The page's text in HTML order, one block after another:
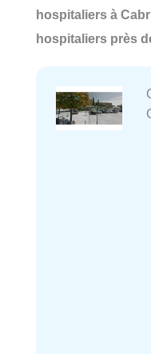
hospitaliers à
hospitaliers près